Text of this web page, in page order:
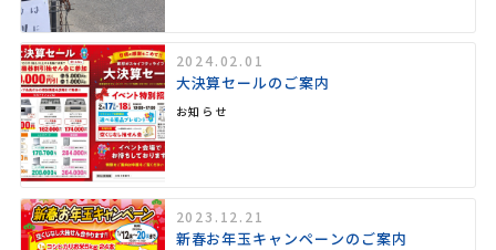
2024.02.01
大決算セールのご案内
お知らせ
2023.12.21
新春お年玉キャンペーンのご案内